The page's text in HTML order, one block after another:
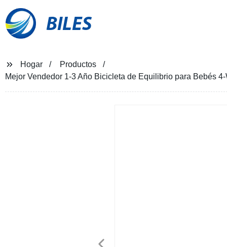
BILES
Hogar
Productos
Mejor Vendedor 1-3 Año Bicicleta de Equilibrio para Bebés